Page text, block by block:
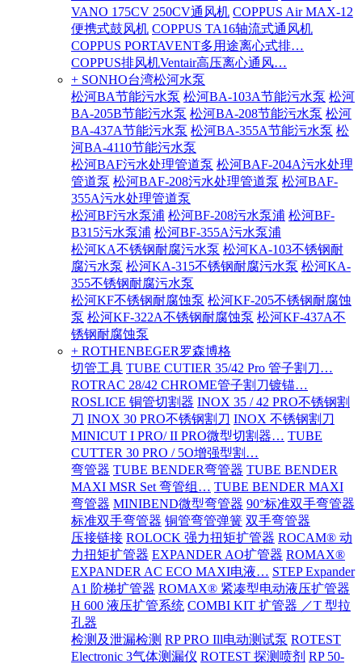
VANO 175CV 250CV通风机 COPPUS Air MAX-12
便携式鼓风机 COPPUS TA16轴流式通风机
COPPUS PORTAVENT多用途离心式排…
COPPUS排风机Ventair高压离心通风…
+ SONHO台湾松河水泵
松河BA节能污水泵 松河BA-103A节能污水泵 松河
BA-205B节能污水泵 松河BA-208节能污水泵 松河
BA-437A节能污水泵 松河BA-355A节能污水泵 松
河BA-4110节能污水泵
松河BAF污水处理管道泵 松河BAF-204A污水处理
管道泵 松河BAF-208污水处理管道泵 松河BAF-
355A污水处理管道泵
松河BF污水泵浦 松河BF-208污水泵浦 松河BF-
B315污水泵浦 松河BF-355A污水泵浦
松河KA不锈钢耐腐污水泵 松河KA-103不锈钢耐
腐污水泵 松河KA-315不锈钢耐腐污水泵 松河KA-
355不锈钢耐腐污水泵
松河KF不锈钢耐腐蚀泵 松河KF-205不锈钢耐腐蚀
泵 松河KF-322A不锈钢耐腐蚀泵 松河KF-437A不
锈钢耐腐蚀泵
+ ROTHENBEGER罗森博格
切管工具 TUBE CUTIER 35/42 Pro 管子割刀…
ROTRAC 28/42 CHROME管子割刀镀锚…
ROSLICE 铜管切割器 INOX 35 / 42 PRO不锈钢割
刀 INOX 30 PRO不锈钢割刀 INOX 不锈钢割刀
MINICUT I PRO/ II PRO微型切割器… TUBE
CUTTER 30 PRO / 5O增强型割…
弯管器 TUBE BENDER弯管器 TUBE BENDER
MAXI MSR Set 弯管组… TUBE BENDER MAXI
弯管器 MINIBEND微型弯管器 90°标准双手弯管器
标准双手弯管器 铜管弯管弹簧 双手弯管器
压接链接 ROLOCK 强力扭矩扩管器 ROCAM® 动
力扭矩扩管器 EXPANDER AO扩管器 ROMAX®
EXPANDER AC ECO MAXI电液… STEP Expander
A1 阶梯扩管器 ROMAX® 紧凑型电动液压扩管器
H 600 液压扩管系统 COMBI KIT 扩管器 ／T 型拉
孔器
检测及泄漏检测 RP PRO Ill电动测试泵 ROTEST
Electronic 3气体测漏仪 ROTEST 探测喷剂 RP 50-